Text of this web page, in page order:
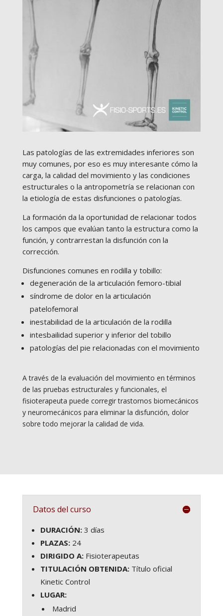
Las patologías de las extremidades inferiores son
muy comunes, por eso es muy interesante cómo la
carga, la calidad del movimiento y las condiciones
estructurales o la antropometría se relacionan con
la etiología de estas disfunciones o patologías.
La formación da la oportunidad de relacionar todos
los campos que evalúan tanto la estructura como la
función, y contrarrestan la disfunción con la
corrección.
Disfunciones comunes en rodilla y tobillo:
degeneración de la articulación femoro-tibial
síndrome de dolor en la articulación
patelofemoral
inestabilidad de la articulación de la rodilla
intesbailidad superior y inferior del tobillo
patologías del pie relacionadas con el movimiento
A través de la evaluación del movimiento en términos
de las pruebas estructurales y funcionales, el
fisioterapeuta puede corregir trastornos biomecánicos
y neuromecánicos para eliminar la disfunción, dolor
sobre todo mejorar la calidad de vida.
Datos del curso
DURACIÓN: 3 días
PLAZAS: 24
DIRIGIDO A: Fisioterapeutas
TITULACIÓN OBTENIDA: Título oficial
Kinetic Control
LUGAR:
Madrid